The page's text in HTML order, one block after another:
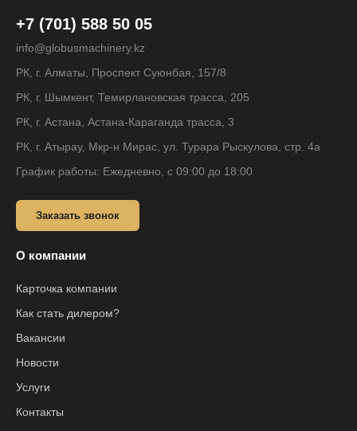
+7 (701) 588 50 05
info@globusmachinery.kz
РК, г. Алматы, Проспект Суюнбая, 157/8
РК, г. Шымкент, Темирлановская трасса, 205
РК, г. Астана, Астана-Караганда трасса, 3
РК, г. Атырау, Мкр-н Мирас, ул. Турара Рыскулова, стр. 4а
График работы: Ежедневно, с 09:00 до 18:00
Заказать звонок
О компании
Карточка компании
Как стать дилером?
Вакансии
Новости
Услуги
Контакты